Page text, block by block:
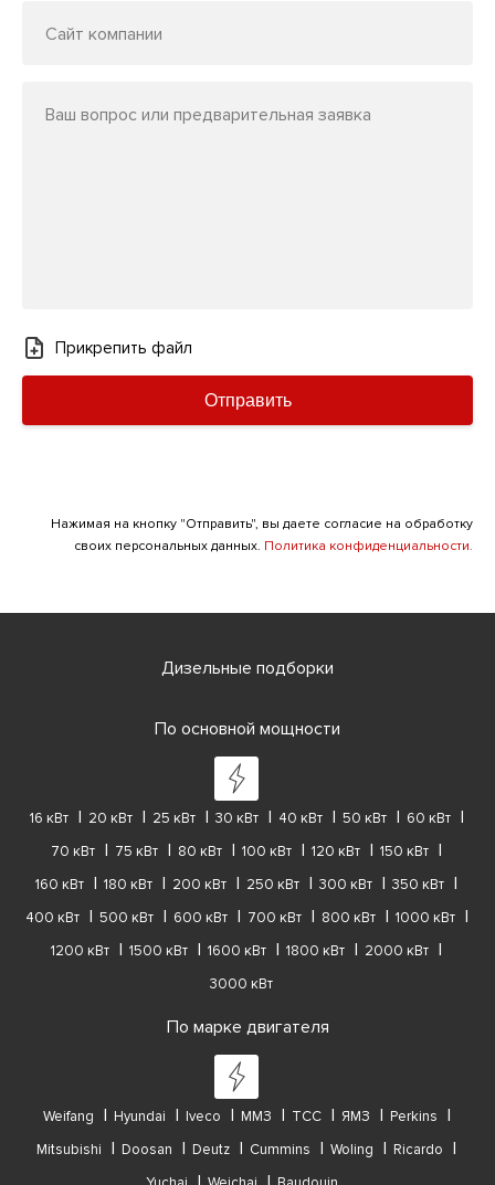
Сайт компании
Ваш вопрос или предварительная заявка
Прикрепить файл
Отправить
Нажимая на кнопку "Отправить", вы даете согласие на обработку
своих персональных данных. Политика конфиденциальности.
Дизельные подборки
По основной мощности
16 кВт 20 кВт 25 кВт 30 кВт 40 кВт 50 кВт
60 кВт
70 кВт
75 кВт 80 кВт 100 кВт 120 кВт
150 кВт
160 кВт
180 кВт 200 кВт 250 кВт 300 кВт
350 кВт
400 кВт
500 кВт 600 кВт 700 кВт 800 кВт
1000 кВт
1200 кВт
1500 кВт 1600 кВт 1800 кВт
2000 кВт
3000 кВт
По марке двигателя
Weifang Hyundai Iveco ММЗ ТСС ЯМЗ
Perkins
Mitsubishi
Doosan Deutz Cummins Woling
Ricardo